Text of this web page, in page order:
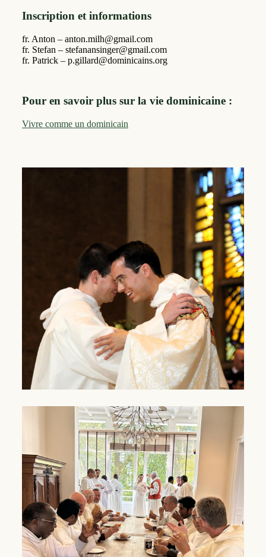
Inscription et informations
fr. Anton – anton.milh@gmail.com
fr. Stefan – stefanansinger@gmail.com
fr. Patrick – p.gillard@dominicains.org
Pour en savoir plus sur la vie dominicaine :
Vivre comme un dominicain